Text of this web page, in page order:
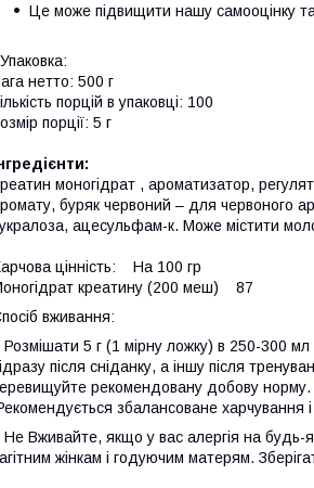
Це може підвищити нашу самооцінку
Упаковка:
нетто: 500 г
порцій в упаковці: 100
порції: 5 г
моногідрат , ароматизатор,
буряк червоний – для червоного
ацесульфам-к. Може містити
цінність: На 100 гр
креатину (200 меш) 87
вживання:
Розмішати 5 г (1 мірну ложку) в 250-300
після сніданку, а іншу після
рекомендовану добову норму.
збалансоване харчування
Не Вживайте, якщо у вас алергія на будь-
жінкам і годуючим матерям.